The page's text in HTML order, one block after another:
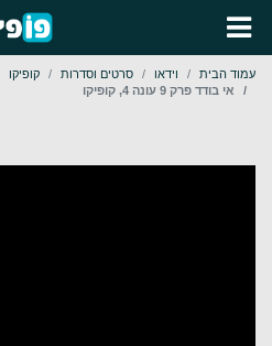
עמוד הבית וידאו סרטים וסדרות קופיקו
אי בודד פרק 9 עונה 4, קופיקו